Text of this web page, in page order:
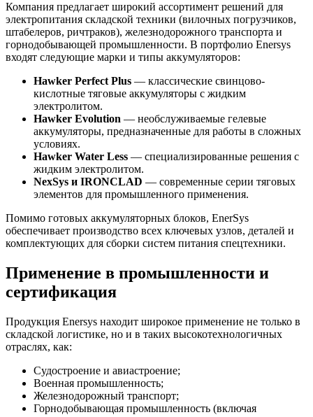
Компания предлагает широкий ассортимент решений для
электропитания складской техники (вилочных погрузчиков,
штабелеров, ричтраков), железнодорожного транспорта и
горнодобывающей промышленности. В портфолио Enersys
входят следующие марки и типы аккумуляторов:
Hawker Perfect Plus — классические свинцово-
кислотные тяговые аккумуляторы с жидким
электролитом.
Hawker Evolution — необслуживаемые гелевые
аккумуляторы, предназначенные для работы в сложных
условиях.
Hawker Water Less — специализированные решения с
жидким электролитом.
NexSys и IRONCLAD — современные серии тяговых
элементов для промышленного применения.
Помимо готовых аккумуляторных блоков, EnerSys
обеспечивает производство всех ключевых узлов, деталей и
комплектующих для сборки систем питания спецтехники.
Применение в промышленности и
сертификация
Продукция Enersys находит широкое применение не только в
складской логистике, но и в таких высокотехнологичных
отраслях, как:
Судостроение и авиастроение;
Военная промышленность;
Железнодорожный транспорт;
Горнодобывающая промышленность (включая